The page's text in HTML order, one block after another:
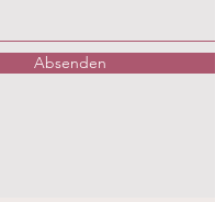
Absenden